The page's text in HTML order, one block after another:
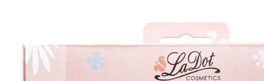
de
la
galería